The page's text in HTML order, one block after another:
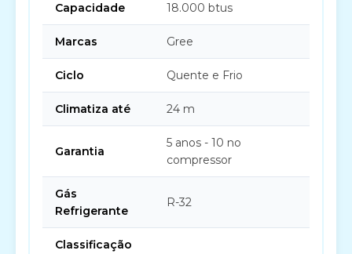
Capacidade 18.000 btus
Marcas Gree
Ciclo Quente e Frio
Climatiza até 24 m
Garantia
5 anos - 10 no
compressor
Gás
Refrigerante
R-32
Classificação